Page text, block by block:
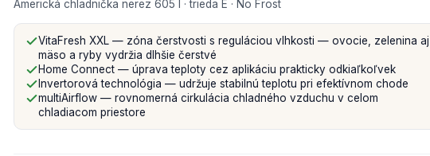
Americká chladnička nerez 605 l · trieda E · No Frost
VitaFresh XXL — zóna čerstvosti s reguláciou vlhkosti — ovocie, zelenina aj
mäso a ryby vydržia dlhšie čerstvé
Home Connect — úprava teploty cez aplikáciu prakticky odkiaľkoľvek
Invertorová technológia — udržuje stabilnú teplotu pri efektívnom chode
multiAirflow — rovnomerná cirkulácia chladného vzduchu v celom
chladiacom priestore